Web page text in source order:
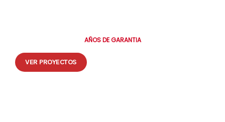
AÑOS DE GARANTIA
VER PROYECTOS